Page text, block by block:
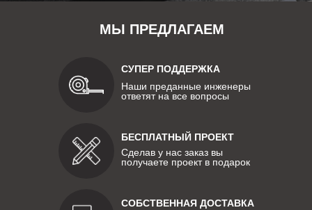
МЫ ПРЕДЛАГАЕМ
СУПЕР ПОДДЕРЖКА
Наши преданные инженеры
ответят на все вопросы
БЕСПЛАТНЫЙ ПРОЕКТ
Сделав у нас заказ вы
получаете проект в подарок
СОБСТВЕННАЯ ДОСТАВКА